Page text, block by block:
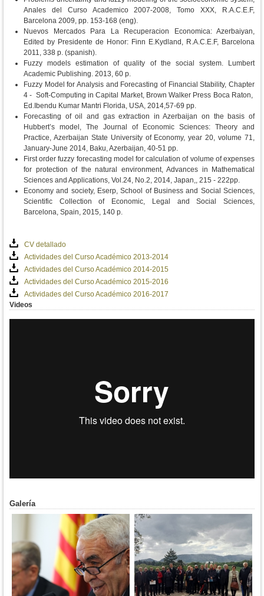
Anales del Curso Academico 2007-2008, Tomo XXX, R.A.C.E.F,
Barcelona 2009, pp. 153-168 (eng).
Nuevos Mercados Para La Recuperacion Economica: Azerbaiyan,
Edited by Presidente de Honor: Finn E.Kydland, R.A.C.E.F, Barcelona
2011, 338 p. (spanish).
Fuzzy models estimation of quality of the social system. Lumbert
Academic Publishing. 2013, 60 p.
Fuzzy Model for Analysis and Forecasting of Financial Stability, Chapter
4 - Soft-Computing in Capital Market, Brown Walker Press Boca Raton,
Ed.Ibendu Kumar Mantri Florida, USA, 2014,57-69 pp.
Forecasting of oil and gas extraction in Azerbaijan on the basis of
Hubbert’s model, The Journal of Economic Sciences: Theory and
Practice, Azerbaijan State University of Economy, year 20, volume 71,
January-June 2014, Baku, Azerbaijan, 40-51 pp.
First order fuzzy forecasting model for calculation of volume of expenses
for protection of the natural environment, Advances in Mathematical
Sciences and Applications, Vol.24, No.2, 2014, Japan,, 215 - 222pp.
Economy and society, Eserp, School of Business and Social Sciences,
Scientific Collection of Economic, Legal and Social Sciences,
Barcelona, Spain, 2015, 140 p.
CV detallado
Actividades del Curso Académico 2013-2014
Actividades del Curso Académico 2014-2015
Actividades del Curso Académico 2015-2016
Actividades del Curso Académico 2016-2017
Videos
Galería